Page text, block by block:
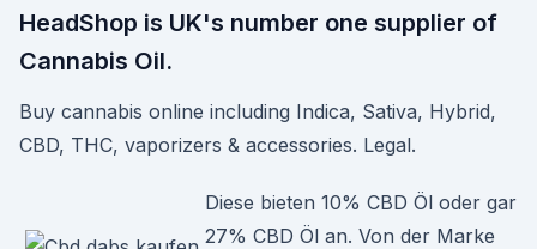
HeadShop is UK's number one supplier of
Cannabis Oil.
Buy cannabis online including Indica, Sativa, Hybrid,
CBD, THC, vaporizers & accessories. Legal.
Diese bieten 10% CBD Öl oder gar
27% CBD Öl an. Von der Marke